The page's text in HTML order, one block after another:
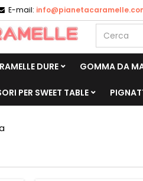
E-mail:
DURE GOMMA DA
PER SWEET TABLE